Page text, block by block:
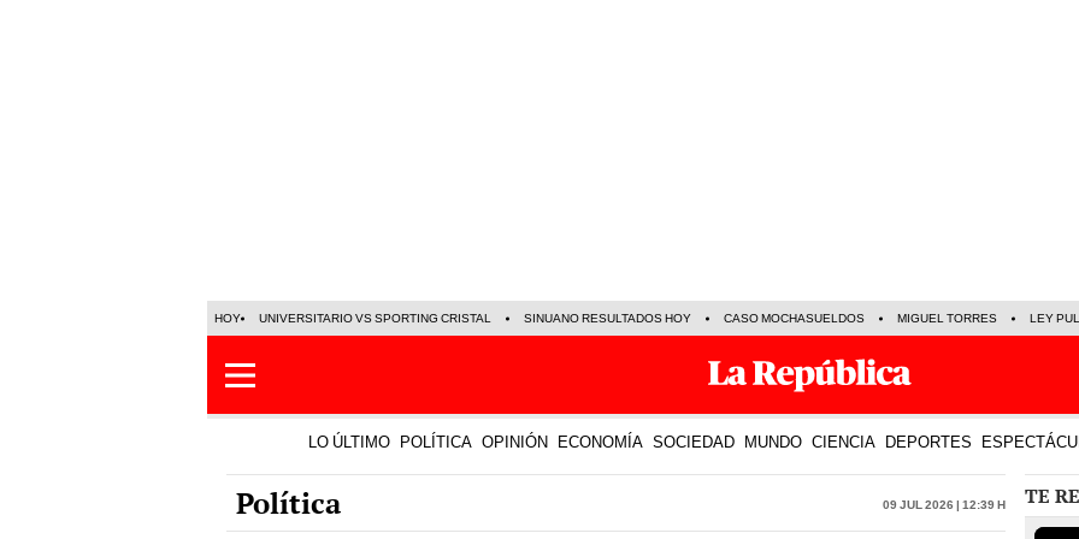
HOY UNIVERSITARIO VS SPORTING CRISTAL SINUANO RESULTADOS HOY CASO MOCHASUELDOS MIGUEL TORRES LEY
LO ÚLTIMO POLÍTICA OPINIÓN ECONOMÍA SOCIEDAD MUNDO CIENCIA DEPORTES
Política 09 Jul 2026 | 12:39 h TE